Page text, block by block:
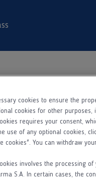
podstawowe
Lekarzem
cookies to ensure the
cookies for other
requires your consent,
use of any optional cookies,
cookies". You can withdraw
involves the processing
S.A. In certain cases, the